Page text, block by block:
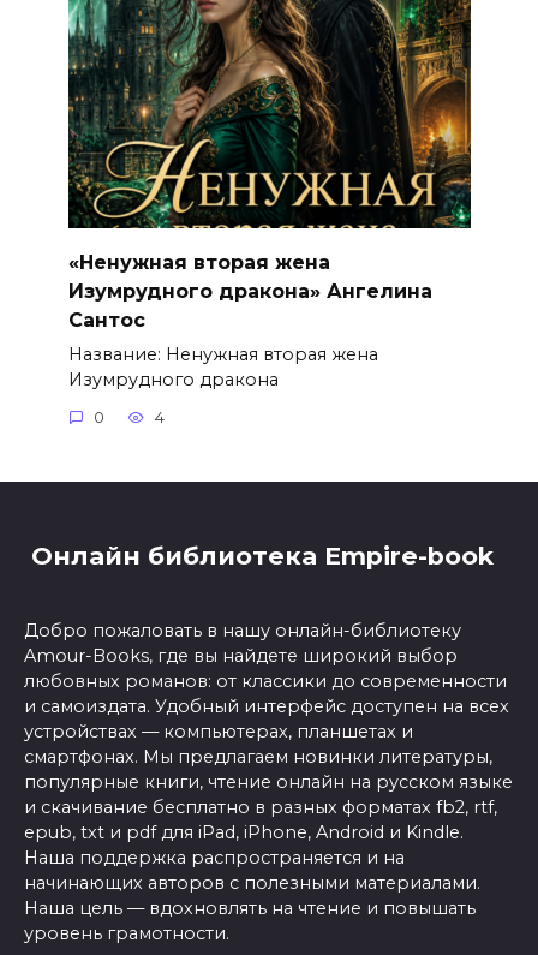
«Ненужная вторая жена
Изумрудного дракона» Ангелина
Сантос
Название: Ненужная вторая жена
Изумрудного дракона
0 4
Онлайн библиотека Empire-book
Добро пожаловать в нашу онлайн-библиотеку
Amour-Books, где вы найдете широкий выбор
любовных романов: от классики до современности
и самоиздата. Удобный интерфейс доступен на всех
устройствах — компьютерах, планшетах и
смартфонах. Мы предлагаем новинки литературы,
популярные книги, чтение онлайн на русском языке
и скачивание бесплатно в разных форматах fb2, rtf,
epub, txt и pdf для iPad, iPhone, Android и Kindle.
Наша поддержка распространяется и на
начинающих авторов с полезными материалами.
Наша цель — вдохновлять на чтение и повышать
уровень грамотности.